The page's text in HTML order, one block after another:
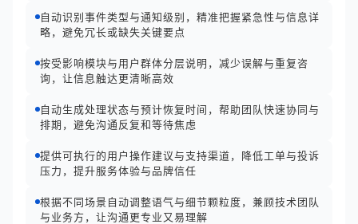
自动识别事件类型与通知级别，精准把握紧急性与信息详
略，避免冗长或缺失关键要点
按受影响模块与用户群体分层说明，减少误解与重复咨
询，让信息触达更清晰高效
自动生成处理状态与预计恢复时间，帮助团队快速协同与
排期，避免沟通反复和等待焦虑
提供可执行的用户操作建议与支持渠道，降低工单与投诉
压力，提升服务体验与品牌信任
根据不同场景自动调整语气与细节颗粒度，兼顾技术团队
与业务方，让沟通更专业又易理解